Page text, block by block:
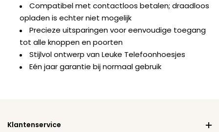
Compatibel met contactloos betalen; draadloos
opladen is echter niet mogelijk
Precieze uitsparingen voor eenvoudige toegang
tot alle knoppen en poorten
Stijlvol ontwerp van Leuke Telefoonhoesjes
Eén jaar garantie bij normaal gebruik
Klantenservice